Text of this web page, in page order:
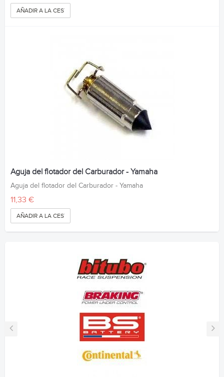
AÑADIR A LA CESTA
Aguja del flotador del Carburador - Yamaha
Aguja del flotador del Carburador - Yamaha
11,33 €
AÑADIR A LA CESTA